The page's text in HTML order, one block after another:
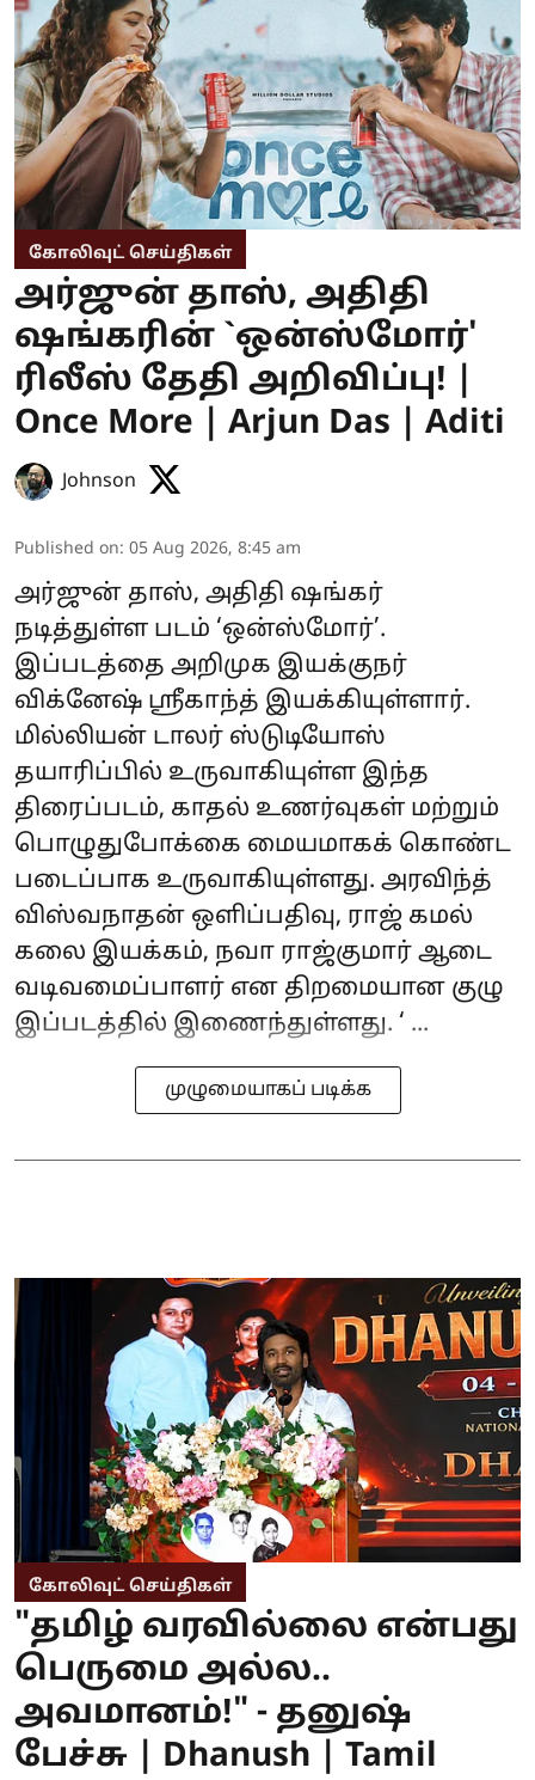
கோலிவுட் செய்திகள்
அர்ஜுன் தாஸ், அதிதி
ஷங்கரின் `ஒன்ஸ்மோர்'
ரிலீஸ் தேதி அறிவிப்பு! |
Once More | Arjun Das | Aditi
Johnson
Published on: 05 Aug 2026, 8:45 am
அர்ஜுன் தாஸ், அதிதி ஷங்கர்
நடித்துள்ள படம் ‘ஒன்ஸ்மோர்’.
இப்படத்தை அறிமுக இயக்குநர்
விக்னேஷ் ஸ்ரீகாந்த் இயக்கியுள்ளார்.
மில்லியன் டாலர் ஸ்டுடியோஸ்
தயாரிப்பில் உருவாகியுள்ள இந்த
திரைப்படம், காதல் உணர்வுகள் மற்றும்
பொழுதுபோக்கை மையமாகக் கொண்ட
படைப்பாக உருவாகியுள்ளது. அரவிந்த்
விஸ்வநாதன் ஒளிப்பதிவு, ராஜ் கமல்
கலை இயக்கம், நவா ராஜ்குமார் ஆடை
வடிவமைப்பாளர் என திறமையான குழு
இப்படத்தில் இணைந்துள்ளது. ‘ ...
முழுமையாகப் படிக்க
கோலிவுட் செய்திகள்
"தமிழ் வரவில்லை என்பது
பெருமை அல்ல..
அவமானம்!" - தனுஷ்
பேச்சு | Dhanush | Tamil